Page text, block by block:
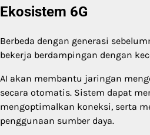
Ekosistem 6G
Berbeda dengan generasi
bekerja berdampingan dengan
AI akan membantu jaringan
secara otomatis. Sistem dapat
mengoptimalkan koneksi, serta
penggunaan sumber daya.